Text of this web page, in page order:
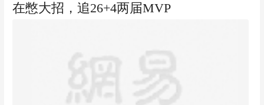
在憋大招，追26+4两届MVP